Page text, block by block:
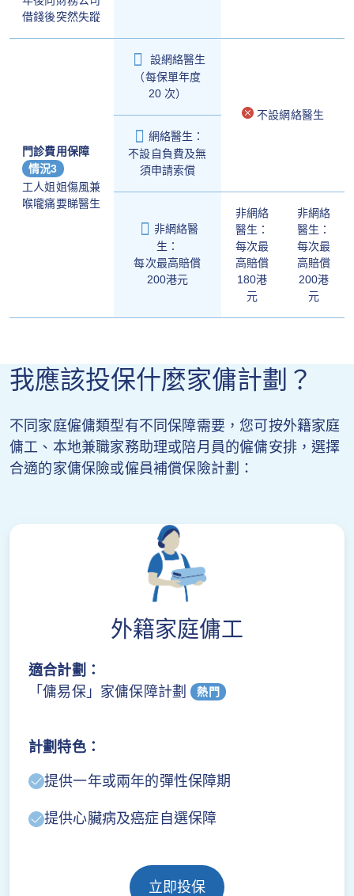
借錢後突然失蹤
門診費用保障
情況3
工人姐姐傷風兼
喉嚨痛要睇醫生
設網絡醫生
（每保單年度
20 次）
不設網絡醫生
網絡醫生：
不設自負費及無
須申請索償
非網絡醫
生：
每次最高賠償
200港元
非網絡
醫生：
每次最
高賠償
180港
元
非網絡
醫生：
每次最
高賠償
200港
元
我應該投保什麼家傭計劃？
不同家庭僱傭類型有不同保障需要，您可按外籍家庭
傭工、本地兼職家務助理或陪月員的僱傭安排，選擇
合適的家傭保險或僱員補償保險計劃：
外籍家庭傭工
適合計劃：
「傭易保」家傭保障計劃 熱門
計劃特色：
提供一年或兩年的彈性保障期
提供心臟病及癌症自選保障
立即投保